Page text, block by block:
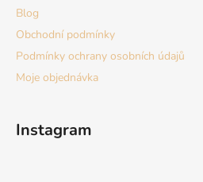
Blog
Obchodní podmínky
Podmínky ochrany osobních údajů
Moje objednávka
Instagram